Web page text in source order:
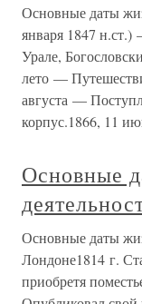
Основные даты
января 1847
Урале,
лето —
августа —
корпус.1866, 11
Основные
Основные даты
Лондоне1814 г.
приобретя